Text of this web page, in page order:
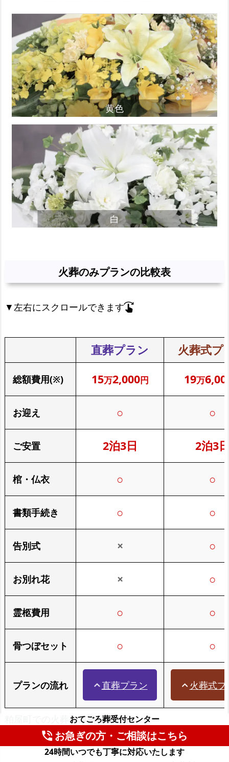
黄色
白
火葬のみプランの比較表
▼左右にスクロールできますswipe_right
粕屋町での火葬のみ費用比較表
直葬プラン 火葬式プ
総額費用(※) 15万2,000円 19万
お迎え ○ ○
ご安置 2泊3日 2泊3
棺・仏衣 ○ ○
書類手続き ○ ○
告別式 × ○
お別れ花 × ○
霊柩費用 ○ ○
骨つぼセット ○ ○
プランの流れ expand_less直葬プラン expand_less火葬式
おてごろ葬受付センター
phone_in_talkお急ぎの方・ご相談はこちら
24時間いつでも丁寧に対応いたします